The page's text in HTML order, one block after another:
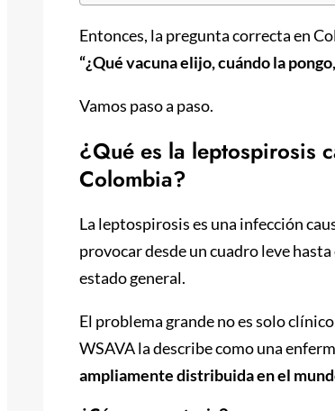
Entonces, la pregunta correcta en
“¿Qué vacuna elijo, cuándo la
Vamos paso a paso.
¿Qué es la leptospirosis
Colombia?
La leptospirosis es una infección
provocar desde un cuadro leve
estado general.
El problema grande no es solo
WSAVA la describe como una
ampliamente distribuida en el